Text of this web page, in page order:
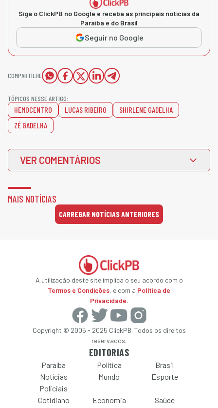
Siga o ClickPB no Google e receba as principais notícias da
Paraíba e do Brasil
Seguir no Google
COMPARTILHE
TÓPICOS NESSE ARTIGO:
HEMOCENTRO LUCAS RIBEIRO
SHIRLENE GADELHA
ZÉ GADELHA
VER COMENTÁRIOS
MAIS NOTÍCIAS
CARREGAR NOTÍCIAS ANTERIORES
A utilização deste site implica o seu acordo com o
Termos e Condições, e com a Política de
Privacidade.
Copyright © 2005 - 2025 ClickPB. Todos os direitos
reservados.
EDITORIAS
Paraíba Política
Brasil
Notícias
Policiais
Mundo Esporte
Cotidiano Economia
Saúde